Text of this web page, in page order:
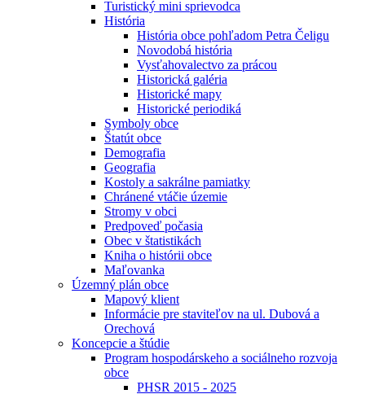
Turistický mini sprievodca
História
História obce pohľadom Petra Čeligu
Novodobá história
Vysťahovalectvo za prácou
Historická galéria
Historické mapy
Historické periodiká
Symboly obce
Štatút obce
Demografia
Geografia
Kostoly a sakrálne pamiatky
Chránené vtáčie územie
Stromy v obci
Predpoveď počasia
Obec v štatistikách
Kniha o histórii obce
Maľovanka
Územný plán obce
Mapový klient
Informácie pre staviteľov na ul. Dubová a
Orechová
Koncepcie a štúdie
Program hospodárskeho a sociálneho rozvoja
obce
PHSR 2015 - 2025